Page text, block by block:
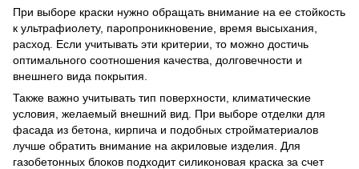
При выборе краски нужно обращать внимание на ее стойкость
к ультрафиолету, паропроникновение, время высыхания,
расход. Если учитывать эти критерии, то можно достичь
оптимального соотношения качества, долговечности и
внешнего вида покрытия.
Также важно учитывать тип поверхности, климатические
условия, желаемый внешний вид. При выборе отделки для
фасада из бетона, кирпича и подобных стройматериалов
лучше обратить внимание на акриловые изделия. Для
газобетонных блоков подходит силиконовая краска за счет